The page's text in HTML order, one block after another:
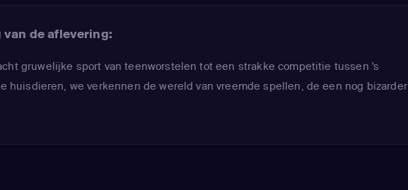
de aflevering:
gruwelijke sport van teenworstelen tot een strakke competitie tussen 's
huisdieren, we verkennen de wereld van vreemde spellen, de een nog bizarder